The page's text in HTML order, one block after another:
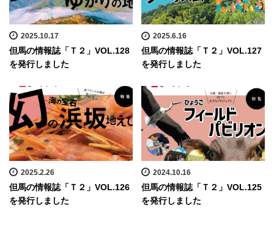
2025.10.17
但馬の情報誌「Ｔ２」VOL.128
を発行しました
2025.6.16
但馬の情報誌「Ｔ２」VOL.127
を発行しました
2025.2.26
但馬の情報誌「Ｔ２」VOL.126
を発行しました
2024.10.16
但馬の情報誌「Ｔ２」VOL.125
を発行しました